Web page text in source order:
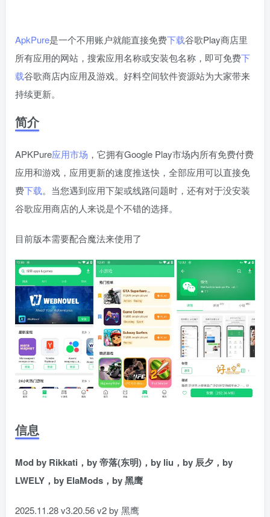
ApkPure是一个不用账户就能直接免费下载谷歌Play商店里
所有应用的网站，搜索应用名称或安装包名称，即可免费下
载谷歌商店内应用及游戏。好料空间软件资源站为大家带来
持续更新。
简介
APKPure应用市场 ，它拥有Google Play市场内所有免费付费
应用和游戏，应用更新的速度推送快，全部应用可以直接免
费下载。当您遇到应用下架或线路问题时，还有对于没安装
谷歌应用商店的人来说是个不错的选择。
目前版本需要配合魔法来使用了
信息
Mod by Rikkati，by 帝落(东明)，by liu，by 辰夕，by
LWELY，by ElaMods，by 黑鹰
2025.11.28 v3.20.56 v2 by 黑鹰